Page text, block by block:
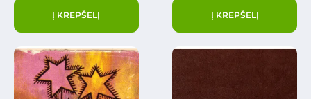
Į KREPŠELĮ Į KREPŠELĮ